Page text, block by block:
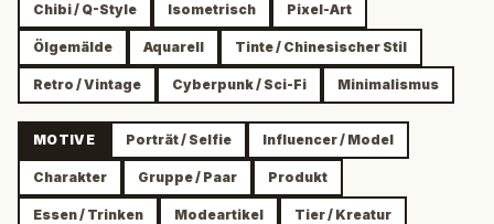
Chibi / Q-Style Isometrisch Pixel-Art
Ölgemälde Aquarell Tinte / Chinesischer Stil
Retro / Vintage Cyberpunk / Sci-Fi Minimalismus
MOTIVE Porträt / Selfie Influencer / Model
Charakter Gruppe / Paar Produkt
Essen / Trinken Modeartikel Tier / Kreatur